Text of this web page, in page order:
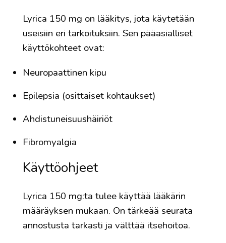
Lyrica 150 mg on lääkitys, jota käytetään
useisiin eri tarkoituksiin. Sen pääasialliset
käyttökohteet ovat:
Neuropaattinen kipu
Epilepsia (osittaiset kohtaukset)
Ahdistuneisuushäiriöt
Fibromyalgia
Käyttöohjeet
Lyrica 150 mg:ta tulee käyttää lääkärin
määräyksen mukaan. On tärkeää seurata
annostusta tarkasti ja välttää itsehoitoa.